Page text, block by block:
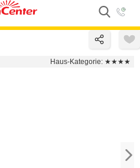
Haus-Kategorie: ★★★★